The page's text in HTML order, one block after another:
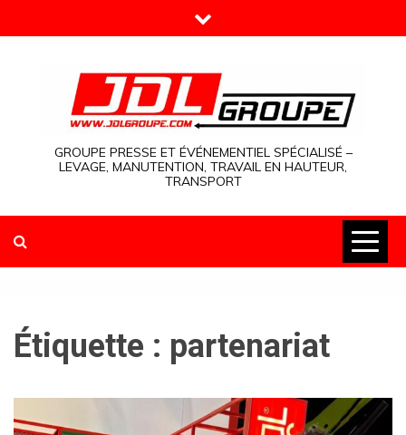
to
GROUPE PRESSE ET ÉVÉNEMENTIEL SPÉCIALISÉ –
LEVAGE, MANUTENTION, TRAVAIL EN HAUTEUR,
TRANSPORT
Étiquette : partenariat